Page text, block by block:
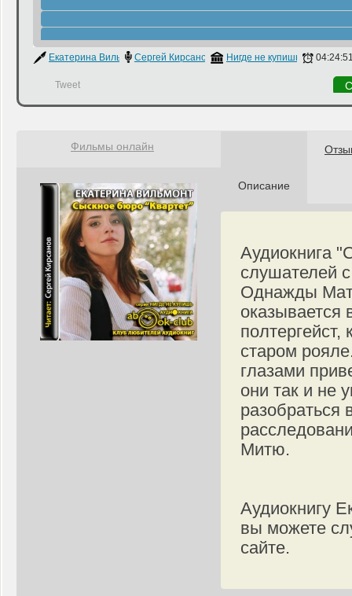
Екатерина ВильмонтСергей Кирсанов Нигде не купишь
Tweet
Описание
Аудиокнига
слушателей
Однажды
оказывается
полтергейст,
старом
глазами
они так и не
разобраться
Митю.
Аудиокнигу
вы можете
сайте.
Фильмы онлайн